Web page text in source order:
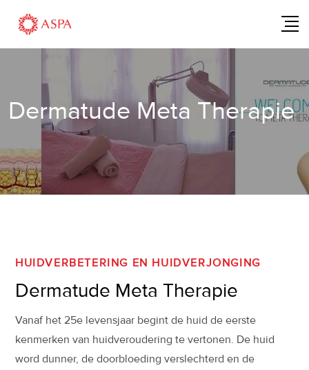
Dermatude Meta Therapie
HUIDVERBETERING EN HUIDVERJONGING
Dermatude Meta Therapie
Vanaf het 25e levensjaar begint de huid de eerste
kenmerken van huidveroudering te vertonen. De huid
word dunner, de doorbloeding verslechterd en de